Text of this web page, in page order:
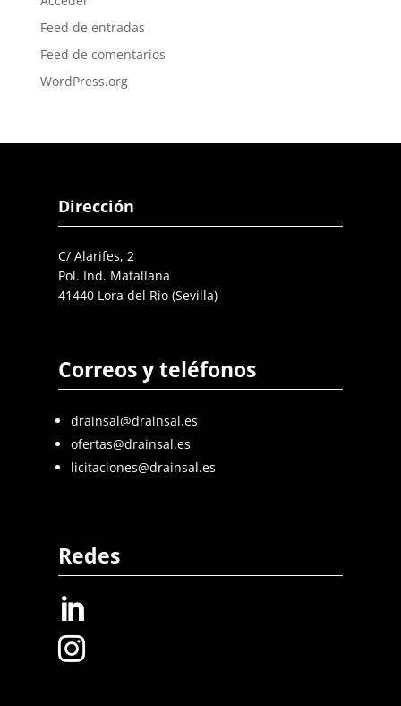
Feed de entradas
Feed de comentarios
WordPress.org
Dirección
C/ Alarifes, 2
Pol. Ind. Matallana
41440 Lora del Rio (Sevilla)
Correos y teléfonos
drainsal@drainsal.es
ofertas@drainsal.es
licitaciones@drainsal.es
Redes

